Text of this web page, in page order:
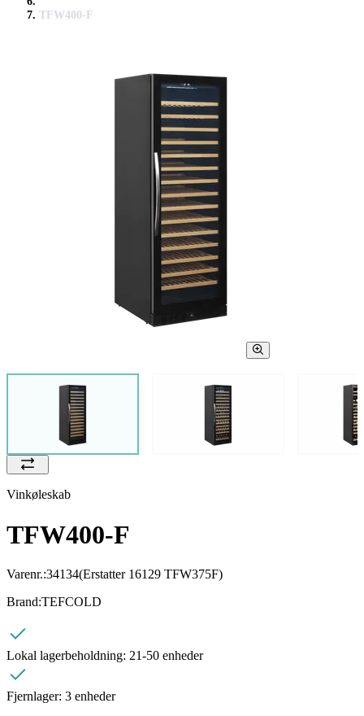
TFW400-F
Vinkøleskab
TFW400-F
Varenr.:34134(Erstatter 16129 TFW375F)
Brand:TEFCOLD
Lokal lagerbeholdning: 21-50 enheder
Fjernlager: 3 enheder